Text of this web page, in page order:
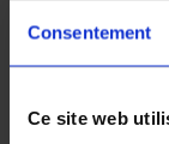
Consentement
Ce site web
peuvent aussi
Les